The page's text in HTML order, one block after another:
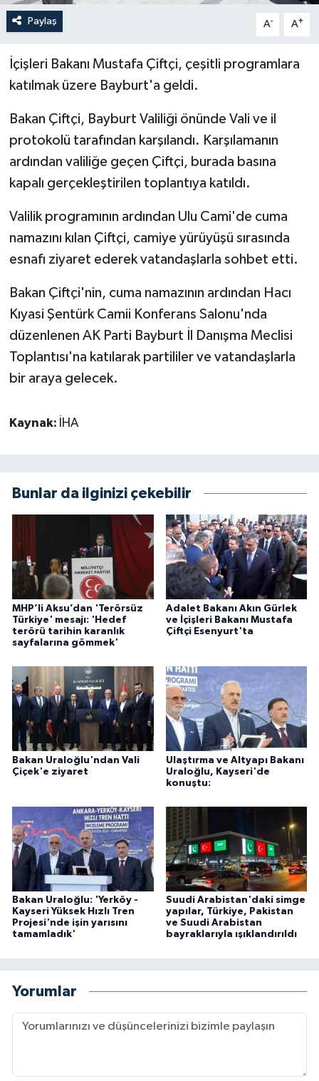
Paylaş A- A+
İçişleri Bakanı Mustafa Çiftçi, çeşitli programlara
katılmak üzere Bayburt'a geldi.
Bakan Çiftçi, Bayburt Valiliği önünde Vali ve il
protokolü tarafından karşılandı. Karşılamanın
ardından valiliğe geçen Çiftçi, burada basına
kapalı gerçekleştirilen toplantıya katıldı.
Valilik programının ardından Ulu Cami'de cuma
namazını kılan Çiftçi, camiye yürüyüşü sırasında
esnafı ziyaret ederek vatandaşlarla sohbet etti.
Bakan Çiftçi'nin, cuma namazının ardından Hacı
Kıyasi Şentürk Camii Konferans Salonu'nda
düzenlenen AK Parti Bayburt İl Danışma Meclisi
Toplantısı'na katılarak partililer ve vatandaşlarla
bir araya gelecek.
Kaynak: İHA
Bunlar da ilginizi çekebilir
MHP’li Aksu’dan 'Terörsüz
Türkiye' mesajı: 'Hedef
terörü tarihin karanlık
sayfalarına gömmek'
Adalet Bakanı Akın Gürlek
ve İçişleri Bakanı Mustafa
Çiftçi Esenyurt'ta
Bakan Uraloğlu'ndan Vali
Çiçek'e ziyaret
Ulaştırma ve Altyapı Bakanı
Uraloğlu, Kayseri'de
konuştu:
Bakan Uraloğlu: 'Yerköy -
Kayseri Yüksek Hızlı Tren
Projesi'nde işin yarısını
tamamladık'
Suudi Arabistan'daki simge
yapılar, Türkiye, Pakistan
ve Suudi Arabistan
bayraklarıyla ışıklandırıldı
Yorumlar
SPOR
Yerel